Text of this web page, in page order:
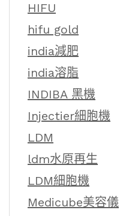
HIFU
hifu gold
india減肥
india溶脂
INDIBA 黑機
Injectier細胞機
LDM
ldm水原再生
LDM細胞機
Medicube美容儀